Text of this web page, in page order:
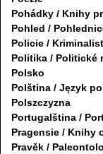
Pohádky / Knihy
Pohled /
Policie /
Politika / Politické
Polsko
Polština / Język
Polszczyzna
Portugalština /
Pragensie / Knihy
Pravěk /